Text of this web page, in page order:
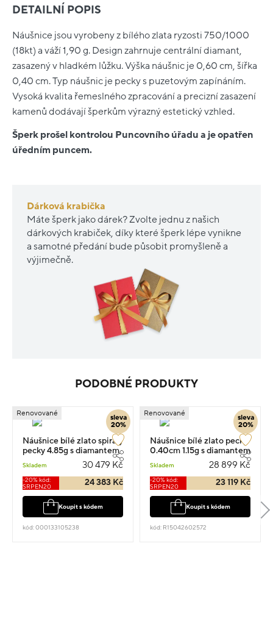
DETAILNÍ POPIS
Náušnice jsou vyrobeny z bílého zlata ryzosti 750/1000
(18kt) a váží 1,90 g. Design zahrnuje centrální diamant,
zasazený v hladkém lůžku. Výška náušnic je 0,60 cm, šířka
0,40 cm. Typ náušnic je pecky s puzetovým zapínáním.
Vysoká kvalita řemeslného zpracování a precizní zasazení
kamenů dodávají šperkům výrazný estetický vzhled.
Šperk prošel kontrolou Puncovního úřadu a je opatřen
úředním puncem.
Dárková krabička
Máte šperk jako dárek? Zvolte jednu z našich
dárkových krabiček, díky které šperk lépe vynikne
a samotné předání bude působit promyšleně a
výjimečně.
PODOBNÉ PRODUKTY
sleva
20%
Renovované
Náušnice bílé zlato spirály
pecky 4.85g s diamantem
Skladem 30 479 Kč
-20% kód:
SRPEN20
24 383 Kč
Koupit s kódem
kód: 000133105238
sleva
20%
Renovované
Náušnice bílé zlato pecky
0.40cm 1.15g s diamantem
Skladem 28 899 Kč
-20% kód:
SRPEN20
23 119 Kč
Koupit s kódem
kód: R15042602572